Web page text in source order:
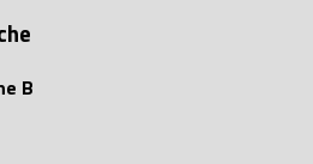
B